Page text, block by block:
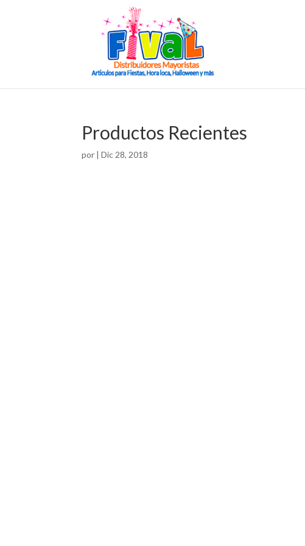
Productos Recientes
por |Dic 28, 2018